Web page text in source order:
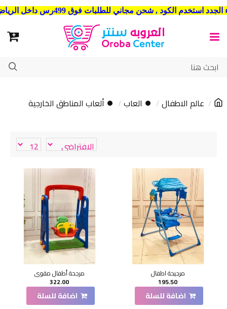
شحن مجاني للطلبات فوق 499رس داخل الرياض . وشحن الي جميع مدن المملكة العربية السعودية
عالم الاطفال ⏺ العاب ⏺ ألعاب المناطق الخارجية
مرجيحة اطفال
195.50
اضافة للسلة
مرجحة أطفال مقوى
322.00
اضافة للسلة